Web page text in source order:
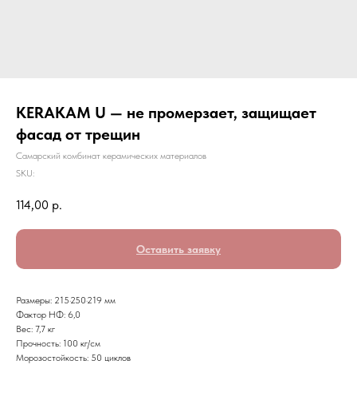
KERAKAM U — не промерзает, защищает
фасад от трещин
Самарский комбинат керамических материалов
SKU:
114,00 р.
Оставить заявку
Размеры: 215·250·219 мм
Фактор НФ: 6,0
Вес: 7,7 кг
Прочность: 100 кг/см
Морозостойкость: 50 циклов